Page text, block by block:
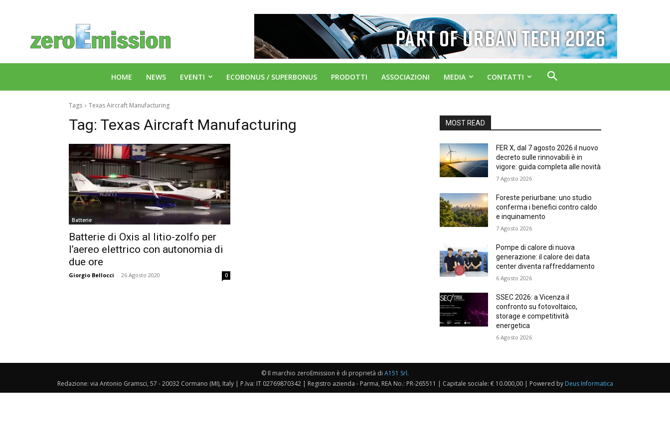
HOME NEWS EVENTI ECOBONUS / SUPERBONUS PRODOTTI ASSOCIAZIONI MEDIA CONTATTI
Tags Texas Aircraft Manufacturing
Tag: Texas Aircraft Manufacturing
Batterie
Batterie di Oxis al litio-zolfo per
l’aereo elettrico con autonomia di
due ore
Giorgio Bellocci - 26 Agosto 2020 0
MOST READ
FER X, dal 7 agosto 2026 il nuovo
decreto sulle rinnovabili è in
vigore: guida completa alle novità
7 Agosto 2026
Foreste periurbane: uno studio
conferma i benefici contro caldo
e inquinamento
7 Agosto 2026
Pompe di calore di nuova
generazione: il calore dei data
center diventa raffreddamento
6 Agosto 2026
SSEC 2026: a Vicenza il
confronto su fotovoltaico,
storage e competitività
energetica
6 Agosto 2026
© Il marchio zeroEmission è di proprietà di A151 Srl.
Redazione: via Antonio Gramsci, 57 - 20032 Cormano (MI), Italy | P.Iva: IT 02769870342 | Registro azienda - Parma, REA No.: PR-265511 | Capitale sociale: € 10.000,00 | Powered by Deus Informatica